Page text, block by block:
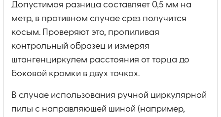
Допустимая разница составляет 0,5 мм на
метр, в противном случае срез получится
косым. Проверяют это, пропиливая
контрольный образец и измеряя
штангенциркулем расстояния от торца до
боковой кромки в двух точках.
В случае использования ручной циркулярной
пилы с направляющей шиной (например,